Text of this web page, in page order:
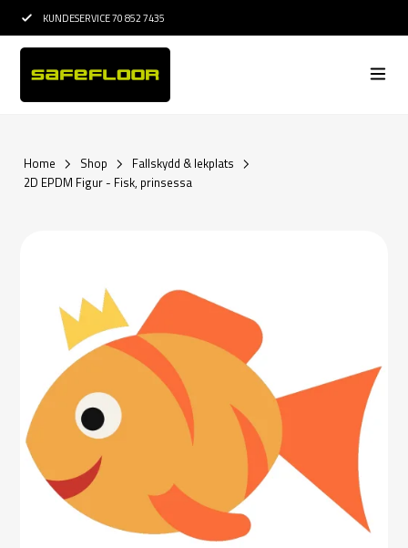
KUNDESERVICE 70 852 7435
Home Shop
Fallskydd & lekplats
2D EPDM Figur - Fisk, prinsessa